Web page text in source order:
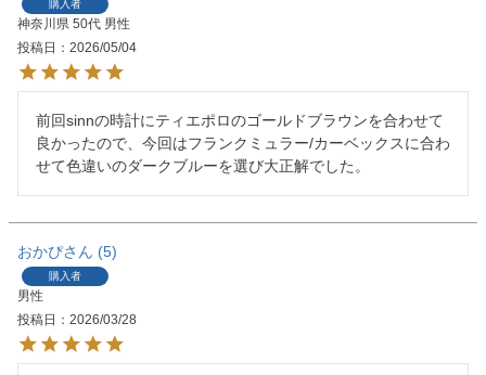
購入者
神奈川県 50代 男性
投稿日
2026/05/04
前回sinnの時計にティエポロのゴールドブラウンを合わせて
良かったので、今回はフランクミュラー/カーベックスに合わ
せて色違いのダークブルーを選び大正解でした。
おかぴ 5
購入者
男性
投稿日
2026/03/28